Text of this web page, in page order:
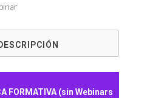
FORMATIVA (sin Webinars